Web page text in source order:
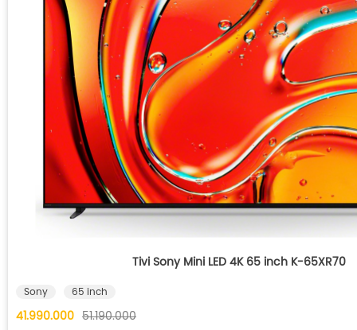
Tivi Sony Mini LED 4K 65 inch K-65XR70
Sony 65 inch
41.990.000 51.190.000